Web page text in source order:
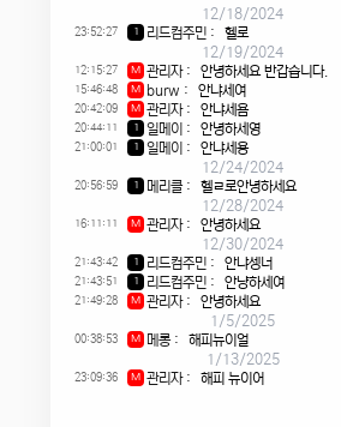
12/18/2024
23:52:27 1 리드컴주민 :
헬로
12/19/2024
12:15:27 M 관리자: 안녕하세요 반갑습니다.
15:46:48 M burw : 안냐세여
20:42:09 M 관리자: 안냐세욤
20:44:11 1 일메이 : 안녕하세영
21:00:01 1 일메이 :
안냐세용
12/24/2024
20:56:59 1 메리클:
헬ㄹ로안녕하세요
12/28/2024
16:11:11 M 관리자:
안녕하세요
12/30/2024
21:43:42 1 리드컴주민 : 안냐셍너
21:43:51 1 리드컴주민 : 안냥하세여
21:49:28 M 관리자:
안녕하세요
1/5/2025
00:38:53 M 메롱:
해피뉴이얼
1/13/2025
23:09:36 M 관리자: 해피 뉴이어